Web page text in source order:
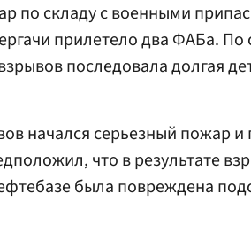
по складу с военными
прилетело два ФАБа. По
последовала долгая
начался серьезный пожар и
что в результате
была повреждена